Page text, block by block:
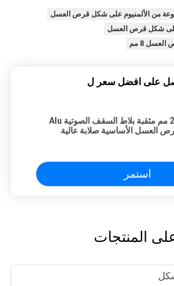
من الألمنيوم على شكل قرص العسل
على شكل قرص العسل
8 مم
على افضل سعر ل
20 مم مثقبة بلاط السقف الصوتية Alu
العسل الأساسية صلابة عالية
استمر
المنتجات